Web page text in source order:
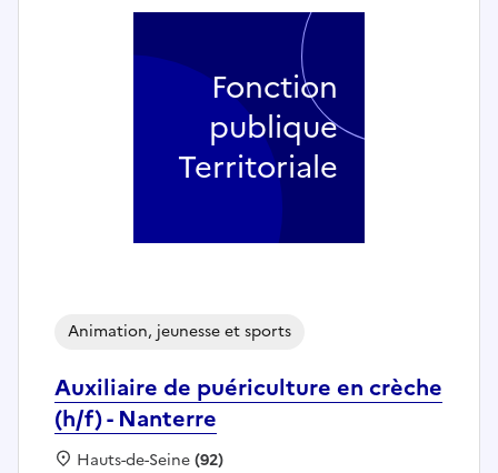
Auxiliaire de puériculture en crèche
(h/f) - Nanterre
Animation, jeunesse et sports
Localisation :
Hauts-de-Seine(92)
Fonction
publique
Territoriale